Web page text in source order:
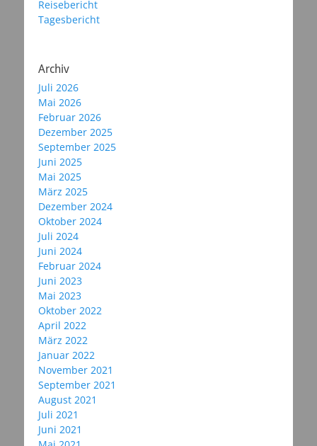
Reisebericht
Tagesbericht
Archiv
Juli 2026
Mai 2026
Februar 2026
Dezember 2025
September 2025
Juni 2025
Mai 2025
März 2025
Dezember 2024
Oktober 2024
Juli 2024
Juni 2024
Februar 2024
Juni 2023
Mai 2023
Oktober 2022
April 2022
März 2022
Januar 2022
November 2021
September 2021
August 2021
Juli 2021
Juni 2021